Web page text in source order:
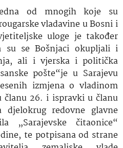
od mnogih koje su
vladavine u Bosni i
uloge je također
se Bošnjaci okupljali i
ali i vjerska i politička
pošte“je u Sarajevu
izmjena o vladinom
članu 26. i ispravki u članu
redovne glavne
„Sarajevske čitaonice“
te potpisana od strane